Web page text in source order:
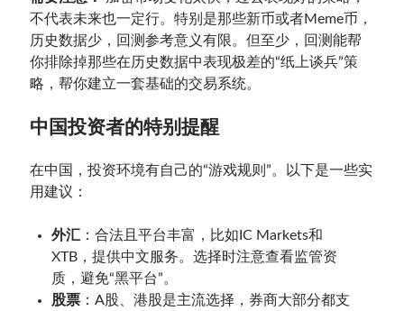
不代表未来也一定行。特别是那些新币或者Meme币，
历史数据少，回测参考意义有限。但至少，回测能帮
你排除掉那些在历史数据中表现极差的“纸上谈兵”策
略，帮你建立一套基础的交易系统。
中国投资者的特别提醒
在中国，投资环境有自己的“游戏规则”。以下是一些实
用建议：
外汇 ：合法且平台丰富，比如IC Markets和
XTB，提供中文服务。选择时注意查看监管资
质，避免“黑平台”。
股票 ：A股、港股是主流选择，券商大部分都支